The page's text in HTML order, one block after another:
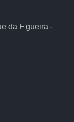
da Figueira -